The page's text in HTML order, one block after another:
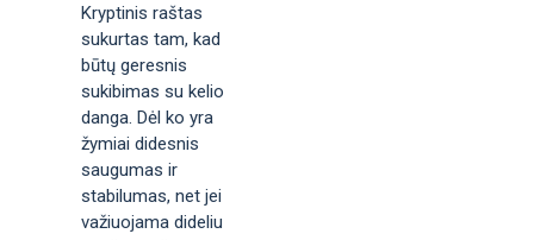
Kryptinis raštas
sukurtas tam, kad
būtų geresnis
sukibimas su kelio
danga. Dėl ko yra
žymiai didesnis
saugumas ir
stabilumas, net jei
važiuojama dideliu